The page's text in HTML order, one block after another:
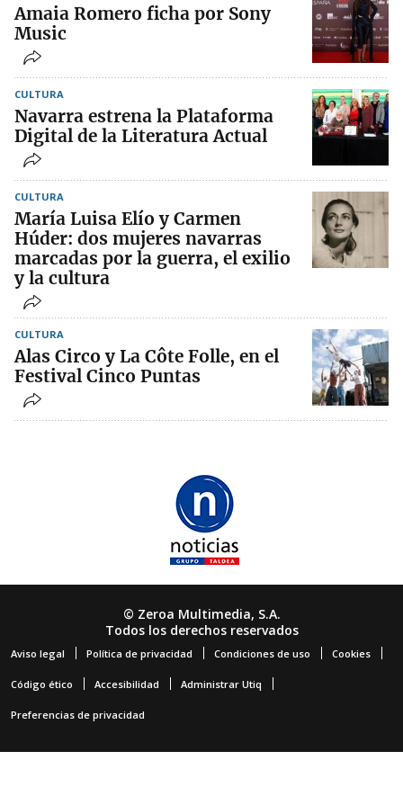
Amaia Romero ficha por Sony
Music
CULTURA
Navarra estrena la Plataforma
Digital de la Literatura Actual
CULTURA
María Luisa Elío y Carmen
Húder: dos mujeres navarras
marcadas por la guerra, el exilio
y la cultura
CULTURA
Alas Circo y La Côte Folle, en el
Festival Cinco Puntas
© Zeroa Multimedia, S.A.
Todos los derechos reservados
Aviso legal Política de privacidad Condiciones de uso Cookies
Código ético Accesibilidad Administrar Utiq
Preferencias de privacidad